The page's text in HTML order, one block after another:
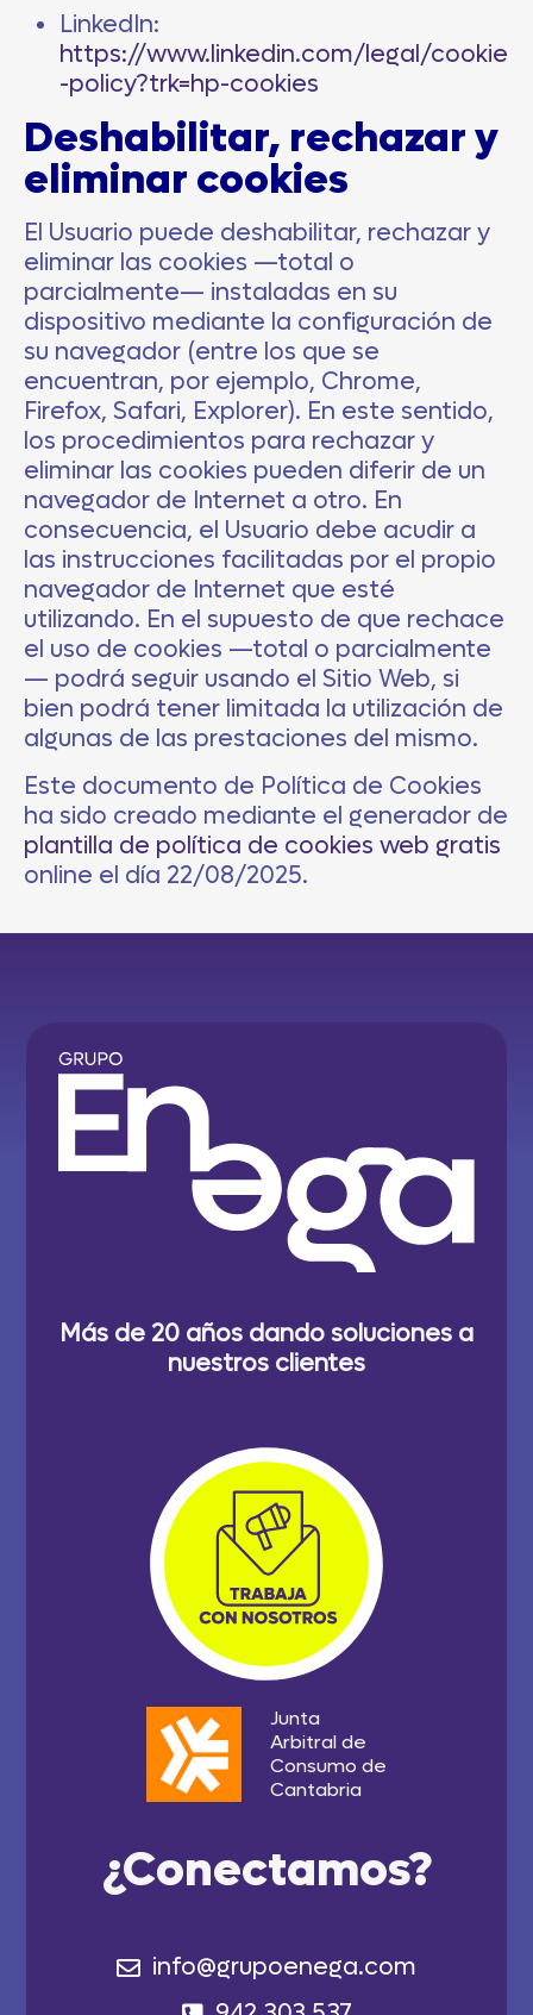
LinkedIn:
https://www.linkedin.com/legal/cookie
-policy?trk=hp-cookies
Deshabilitar, rechazar y
eliminar cookies
El Usuario puede deshabilitar, rechazar y
eliminar las cookies —total o
parcialmente— instaladas en su
dispositivo mediante la configuración de
su navegador (entre los que se
encuentran, por ejemplo, Chrome,
Firefox, Safari, Explorer). En este sentido,
los procedimientos para rechazar y
eliminar las cookies pueden diferir de un
navegador de Internet a otro. En
consecuencia, el Usuario debe acudir a
las instrucciones facilitadas por el propio
navegador de Internet que esté
utilizando. En el supuesto de que rechace
el uso de cookies —total o parcialmente
— podrá seguir usando el Sitio Web, si
bien podrá tener limitada la utilización de
algunas de las prestaciones del mismo.
Este documento de Política de Cookies
ha sido creado mediante el generador de
plantilla de política de cookies web gratis
online el día 22/08/2025.
¿Conectamos?
info@grupoenega.com
Junta
Arbitral de
Consumo de
Cantabria
Más de 20 años dando soluciones a
nuestros clientes